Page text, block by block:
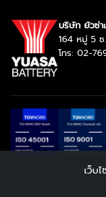
บริษัท ยัวซ่า
164 หมู่ 5 ซ
โทร: 02-
เว็บ